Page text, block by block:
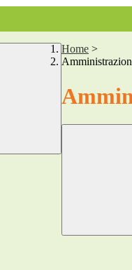
Home >